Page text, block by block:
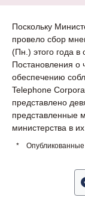
Поскольку
провело сбор
(Пн.) этого года в
Постановления о
обеспечению
Telephone
представлено
представленные
министерства в
*